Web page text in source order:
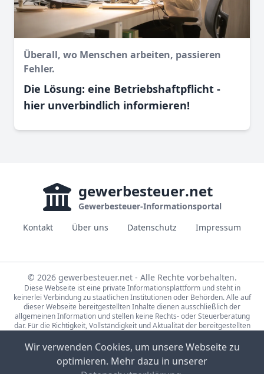
Überall, wo Menschen arbeiten, passieren
Fehler.
Die Lösung: eine Betriebshaftpflicht -
hier unverbindlich informieren!
gewerbesteuer.net
Gewerbesteuer-Informationsportal
Kontakt
Über uns Datenschutz Impressum
© 2026 gewerbesteuer.net - Alle Rechte vorbehalten.
Diese Webseite ist eine private Informationsplattform und steht in
keinerlei Verbindung zu staatlichen Institutionen oder Behörden. Alle auf
dieser Webseite bereitgestellten Inhalte dienen ausschließlich der
allgemeinen Information und stellen keine Rechts- oder Steuerberatung
dar. Für die Richtigkeit, Vollständigkeit und Aktualität der bereitgestellten
steuerlichen Fragen wenden Sie sich bitte an einen qualifizierten
Fachberater.
Die Steuerdaten auf gewerbesteuer.net basieren auf den Erhebungen der
Wir verwenden Cookies, um unsere Webseite zu
optimieren. Mehr dazu in unserer